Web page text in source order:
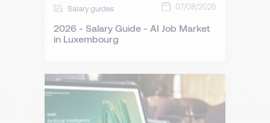
Salary guides 07/08/2026
2026 - Salary Guide - AI Job Market
in Luxembourg